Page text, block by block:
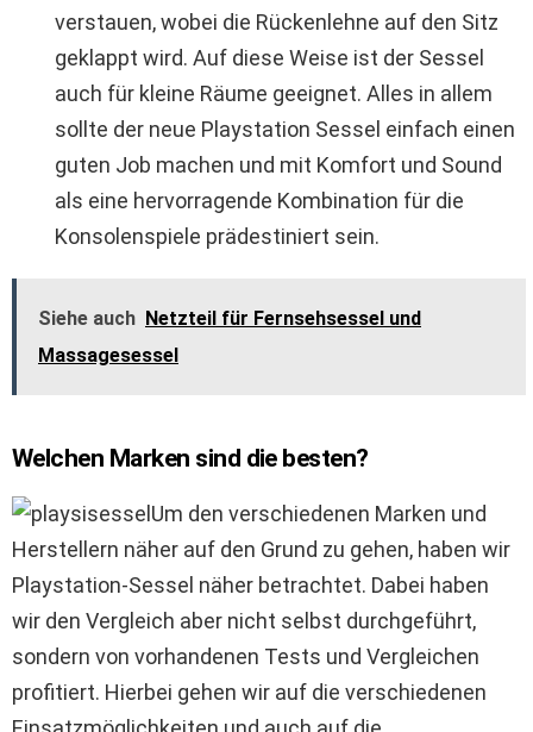
verstauen, wobei die Rückenlehne auf den Sitz
geklappt wird. Auf diese Weise ist der Sessel
auch für kleine Räume geeignet. Alles in allem
sollte der neue Playstation Sessel einfach einen
guten Job machen und mit Komfort und Sound
als eine hervorragende Kombination für die
Konsolenspiele prädestiniert sein.
Siehe auch Netzteil für Fernsehsessel und
Massagesessel
Welchen Marken sind die besten?
Um den verschiedenen Marken und
Herstellern näher auf den Grund zu gehen, haben wir
Playstation-Sessel näher betrachtet. Dabei haben
wir den Vergleich aber nicht selbst durchgeführt,
sondern von vorhandenen Tests und Vergleichen
profitiert. Hierbei gehen wir auf die verschiedenen